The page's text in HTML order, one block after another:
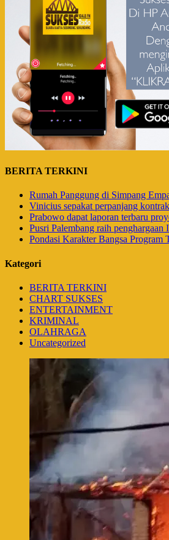
BERITA TERKINI
Rumah Panggung di Simpang
Vinicius sepakat perpanjang
Prabowo dapat laporan terbaru
Pusri Palembang raih
Pondasi Karakter Bangsa
Kategori
BERITA TERKINI
CHART SUKSES
ENTERTAINMENT
KRIMINAL
OLAHRAGA
Uncategorized